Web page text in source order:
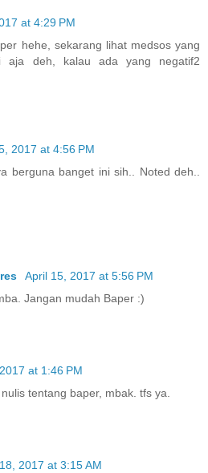
at 4:29 PM
hehe, sekarang lihat medsos yang
aja deh, kalau ada yang negatif2
2017 at 4:56 PM
berguna banget ini sih.. Noted deh..
April 15, 2017 at 5:56 PM
Jangan mudah Baper :)
at 1:46 PM
tentang baper, mbak. tfs ya.
2017 at 3:15 AM